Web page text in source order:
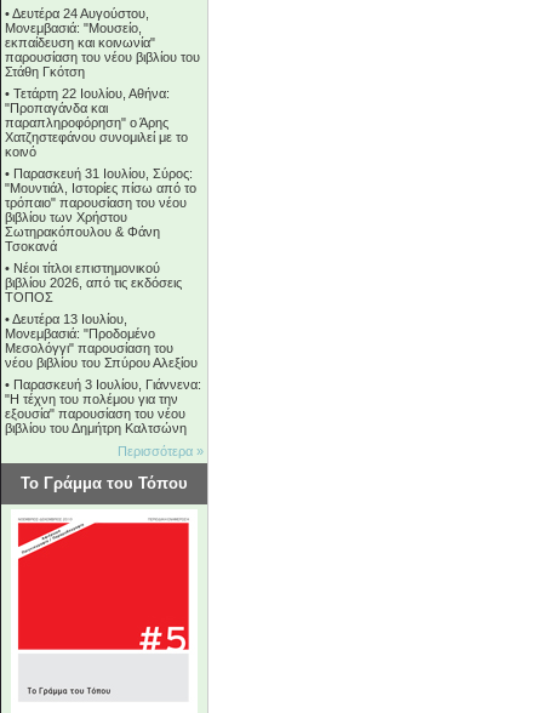
•Δευτέρα 24 Αυγούστου,
Μονεμβασιά: "Μουσείο,
εκπαίδευση και κοινωνία"
παρουσίαση του νέου βιβλίου του
Στάθη Γκότση
• Τετάρτη 22 Ιουλίου, Αθήνα:
"Προπαγάνδα και
παραπληροφόρηση" ο Άρης
Χατζηστεφάνου συνομιλεί με το
κοινό
• Παρασκευή 31 Ιουλίου, Σύρος:
"Μουντιάλ, Ιστορίες πίσω από το
τρόπαιο" παρουσίαση του νέου
βιβλίου των Χρήστου
Σωτηρακόπουλου & Φάνη
Τσοκανά
• Νέοι τίτλοι επιστημονικού
βιβλίου 2026, από τις εκδόσεις
ΤΟΠΟΣ
•Δευτέρα 13 Ιουλίου,
Μονεμβασιά: "Προδομένο
Μεσολόγγι" παρουσίαση του
νέου βιβλίου του Σπύρου Αλεξίου
• Παρασκευή 3 Ιουλίου, Γιάννενα:
"Η τέχνη του πολέμου για την
εξουσία" παρουσίαση του νέου
βιβλίου του Δημήτρη Καλτσώνη
Περισσότερα »
Το Γράμμα του Τόπου